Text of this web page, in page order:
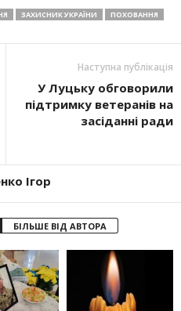
ЗАХИСНИК УКРАЇНИ
ПОХОВАННЯ
Наступна публікація
У Луцьку обговорили
підтримку ветеранів на
засіданні ради
Ігор
БІЛЬШЕ ВІД АВТОРА